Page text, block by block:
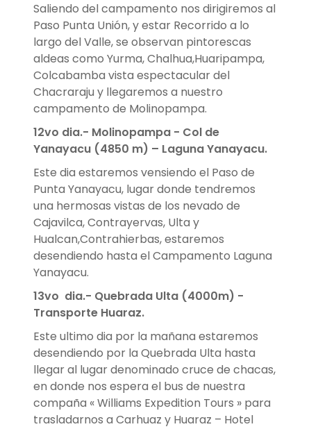
Saliendo del campamento nos dirigiremos al
Paso Punta Unión, y estar Recorrido a lo
largo del Valle, se observan pintorescas
aldeas como Yurma, Chalhua,Huaripampa,
Colcabamba vista espectacular del
Chacraraju y llegaremos a nuestro
campamento de Molinopampa.
12vo dia.- Molinopampa - Col de
Yanayacu (4850 m) – Laguna Yanayacu.
Este dia estaremos vensiendo el Paso de
Punta Yanayacu, lugar donde tendremos
una hermosas vistas de los nevado de
Cajavilca, Contrayervas, Ulta y
Hualcan,Contrahierbas, estaremos
desendiendo hasta el Campamento Laguna
Yanayacu.
13vo dia.- Quebrada Ulta (4000m) -
Transporte Huaraz.
Este ultimo dia por la mañana estaremos
desendiendo por la Quebrada Ulta hasta
llegar al lugar denominado cruce de chacas,
en donde nos espera el bus de nuestra
compaña « Williams Expedition Tours » para
trasladarnos a Carhuaz y Huaraz – Hotel